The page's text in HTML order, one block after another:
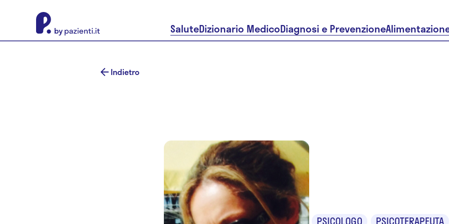
SaluteDizionario MedicoDiagnosi e Prevenzione
Indietro
PSICOLOGO PSICOTERAPEUTA